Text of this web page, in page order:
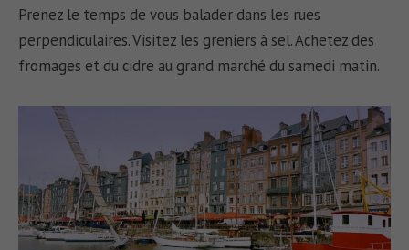
Prenez le temps de vous balader dans les rues
perpendiculaires. Visitez les greniers à sel. Achetez des
fromages et du cidre au grand marché du samedi matin.